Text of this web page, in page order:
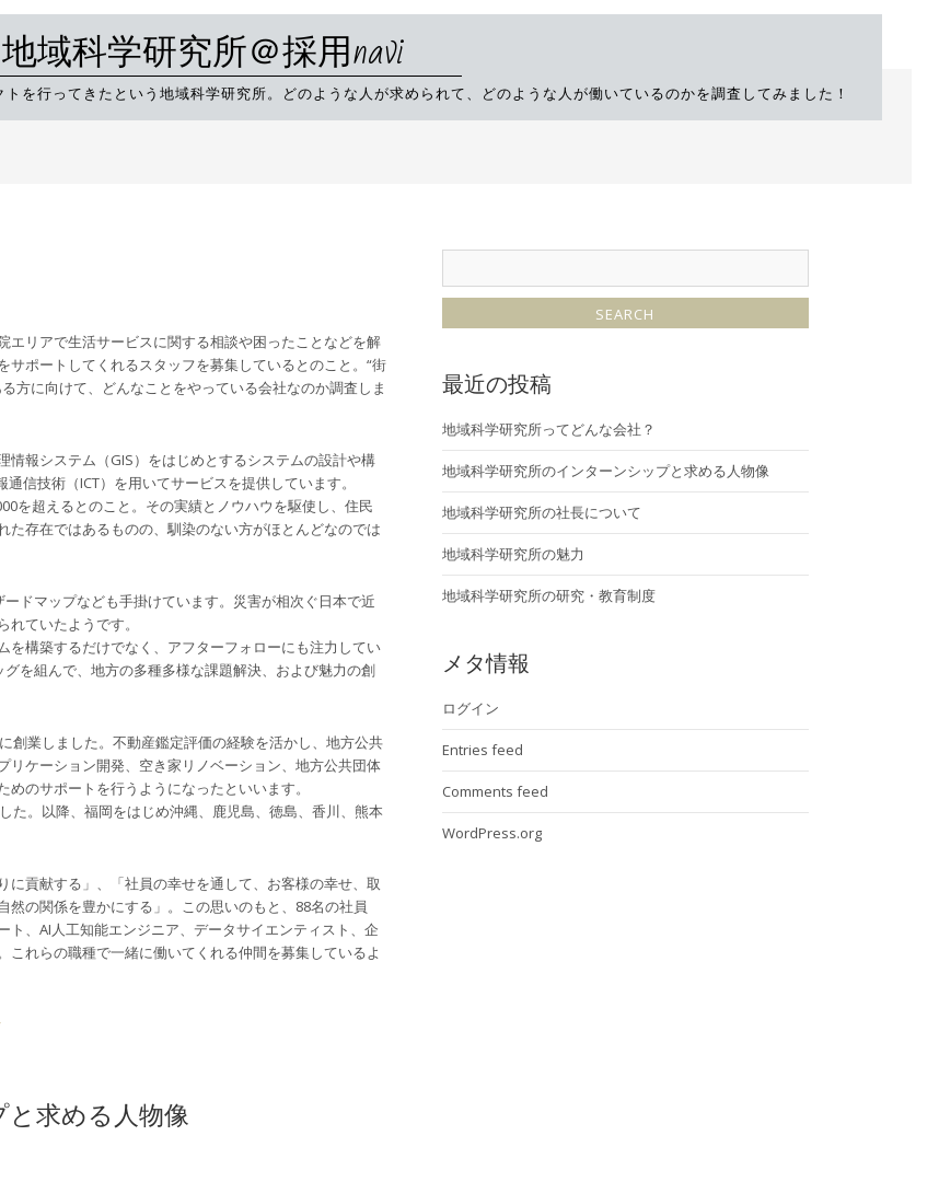
地域科学研究所＠採用navi
を行ってきたという地域科学研究所。どのような人が求められて、どのような人が働いているのかを調査してみました！
リアで生活サービスに関する相談や困ったことなどを解
ポートしてくれるスタッフを募集しているとのこと。“街
方に向けて、どんなことをやっている会社なのか調査しま
報システム（GIS）をはじめとするシステムの設計や構
信技術（ICT）を用いてサービスを提供しています。
を超えるとのこと。その実績とノウハウを駆使し、住民
存在ではあるものの、馴染のない方がほとんどなのでは
ドマップなども手掛けています。災害が相次ぐ日本で近
ていたようです。
構築するだけでなく、アフターフォローにも注力してい
を組んで、地方の多種多様な課題解決、および魅力の創
創業しました。不動産鑑定評価の経験を活かし、地方公共
ケーション開発、空き家リノベーション、地方公共団体
のサポートを行うようになったといいます。
た。以降、福岡をはじめ沖縄、鹿児島、徳島、香川、熊本
貢献する」、「社員の幸せを通して、お客様の幸せ、取
の関係を豊かにする」。この思いのもと、88名の社員
、AI人工知能エンジニア、データサイエンティスト、企
れらの職種で一緒に働いてくれる仲間を募集しているよ
求める人物像
最近の投稿
地域科学研究所ってどんな会社？
地域科学研究所のインターンシップと求める人物像
地域科学研究所の社長について
地域科学研究所の魅力
地域科学研究所の研究・教育制度
メタ情報
ログイン
Entries feed
Comments feed
WordPress.org